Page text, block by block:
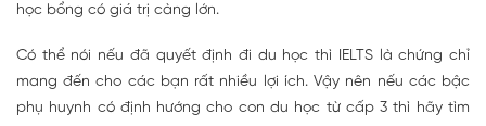
học bổng có giá trị càng lớn.
Có thể nói nếu đã quyết định đi du học thì IELTS là chứng chỉ
mang đến cho các bạn rất nhiều lợi ích. Vậy nên nếu các bậc
phụ huynh có định hướng cho con du học từ cấp 3 thì hãy tìm